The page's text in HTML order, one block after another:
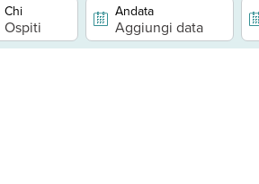
Chi
Ospiti
Andata
Aggiungi data